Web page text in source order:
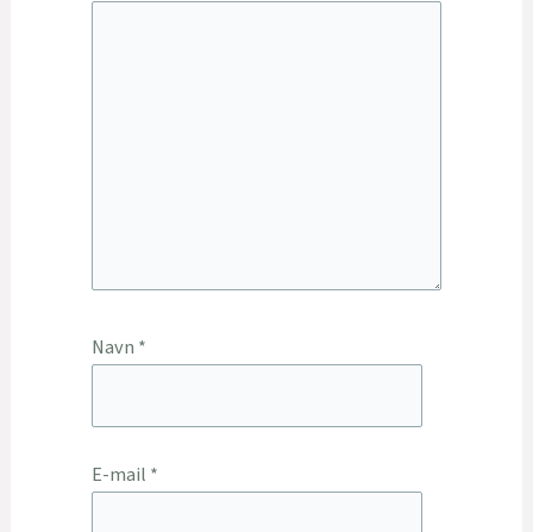
Navn *
E-mail *